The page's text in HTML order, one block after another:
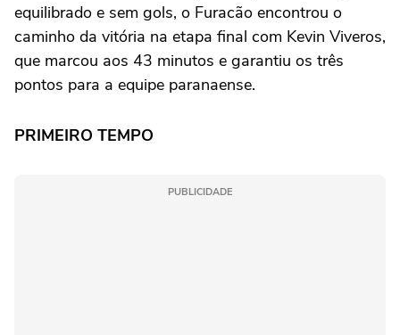
equilibrado e sem gols, o Furacão encontrou o
caminho da vitória na etapa final com Kevin Viveros,
que marcou aos 43 minutos e garantiu os três
pontos para a equipe paranaense.
PRIMEIRO TEMPO
PUBLICIDADE